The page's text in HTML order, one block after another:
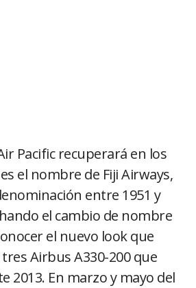
Pacific recuperará en los
el nombre de Fiji Airways,
entre 1951 y
el cambio de nombre
el nuevo look que
Airbus A330-200 que
2013. En marzo y mayo del